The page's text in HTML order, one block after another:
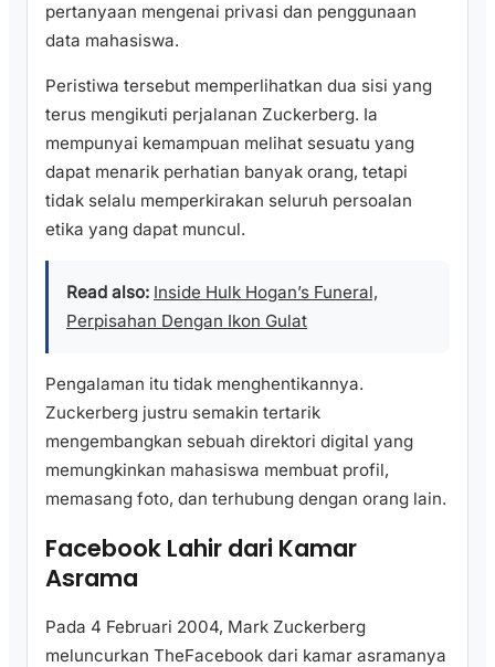
pertanyaan mengenai privasi dan penggunaan
data mahasiswa.
Peristiwa tersebut memperlihatkan dua sisi yang
terus mengikuti perjalanan Zuckerberg. Ia
mempunyai kemampuan melihat sesuatu yang
dapat menarik perhatian banyak orang, tetapi
tidak selalu memperkirakan seluruh persoalan
etika yang dapat muncul.
Read also: Inside Hulk Hogan’s Funeral,
Perpisahan Dengan Ikon Gulat
Pengalaman itu tidak menghentikannya.
Zuckerberg justru semakin tertarik
mengembangkan sebuah direktori digital yang
memungkinkan mahasiswa membuat profil,
memasang foto, dan terhubung dengan orang lain.
Facebook Lahir dari Kamar
Asrama
Pada 4 Februari 2004, Mark Zuckerberg
meluncurkan TheFacebook dari kamar asramanya